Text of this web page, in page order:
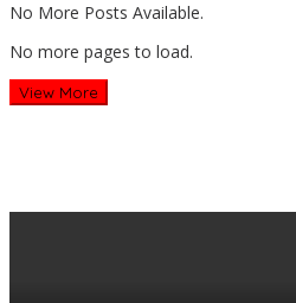
No More Posts Available.
No more pages to load.
View More